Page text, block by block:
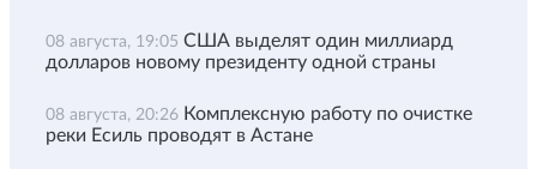
08 августа, 19:05 США выделят один миллиард
долларов новому президенту одной страны
08 августа, 20:26 Комплексную работу по очистке
реки Есиль проводят в Астане